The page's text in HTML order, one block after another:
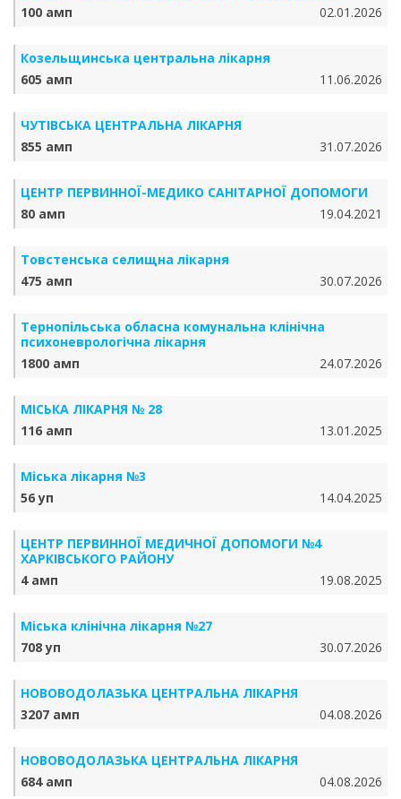
100 амп
02.01.2026
Козельщинська центральна лікарня
605 амп
11.06.2026
ЧУТІВСЬКА ЦЕНТРАЛЬНА ЛІКАРНЯ
855 амп
31.07.2026
ЦЕНТР ПЕРВИННОЇ-МЕДИКО САНІТАРНОЇ ДОПОМОГИ
80 амп
19.04.2021
Товстенська селищна лікарня
475 амп
30.07.2026
Тернопільська обласна комунальна клінічна
психоневрологічна лікарня
1800 амп
24.07.2026
МІСЬКА ЛІКАРНЯ № 28
116 амп
13.01.2025
Міська лікарня №3
56 уп
14.04.2025
ЦЕНТР ПЕРВИННОЇ МЕДИЧНОЇ ДОПОМОГИ №4
ХАРКІВСЬКОГО РАЙОНУ
4 амп
19.08.2025
Міська клінічна лікарня №27
708 уп
30.07.2026
НОВОВОДОЛАЗЬКА ЦЕНТРАЛЬНА ЛІКАРНЯ
3207 амп
04.08.2026
НОВОВОДОЛАЗЬКА ЦЕНТРАЛЬНА ЛІКАРНЯ
684 амп
04.08.2026